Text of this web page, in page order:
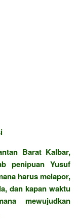
Barat Kalbar,
penipuan Yusuf
harus melapor,
dan kapan waktu
mewujudkan